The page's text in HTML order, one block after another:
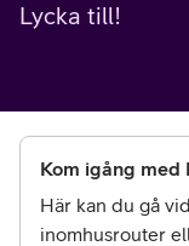
Lycka till!
Kom igång
Här kan du gå
inomhusrouter